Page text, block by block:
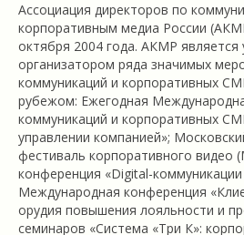
Ассоциация директоров по
корпоративным медиа России
октября 2004 года. АКМР является
организатором ряда значимых
коммуникаций и корпоративных
рубежом: Ежегодная
коммуникаций и корпоративных
управлении компанией»;
фестиваль корпоративного
конференция «Digital-коммуникации
Международная конференция
орудия повышения лояльности и
семинаров «Система «Три К»: